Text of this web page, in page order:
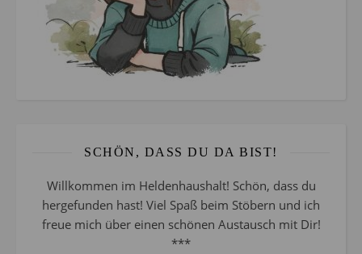
SCHÖN, DASS DU DA BIST!
Willkommen im Heldenhaushalt! Schön, dass du
hergefunden hast! Viel Spaß beim Stöbern und ich
freue mich über einen schönen Austausch mit Dir!
***